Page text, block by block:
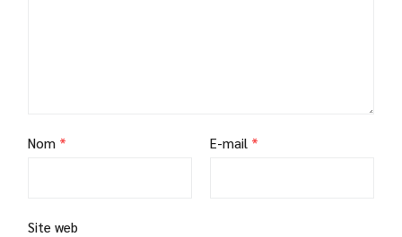
Nom * E-mail *
Site web